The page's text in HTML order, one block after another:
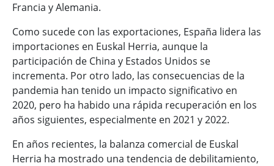
Francia y Alemania.
Como sucede con las exportaciones, España lidera las
importaciones en Euskal Herria, aunque la
participación de China y Estados Unidos se
incrementa. Por otro lado, las consecuencias de la
pandemia han tenido un impacto significativo en
2020, pero ha habido una rápida recuperación en los
años siguientes, especialmente en 2021 y 2022.
En años recientes, la balanza comercial de Euskal
Herria ha mostrado una tendencia de debilitamiento,